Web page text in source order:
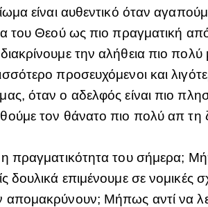
είναι αυθεντικό όταν
του Θεού ως πιο πραγματική
την αλήθεια πιο
προσευχόμενοι και
όταν ο αδελφός είναι πιο
τον θάνατο πιο πολύ απ τη
η πραγματικότητα του σήμερα;
δουλικά επιμένουμε σε
απομακρύνουν; Μήπως αντί να